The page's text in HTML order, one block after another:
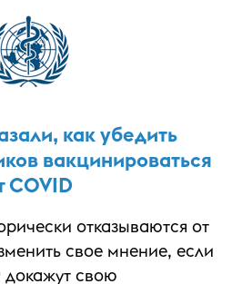
как убедить
вакцинироваться
COVID
отказываются от
свое мнение, если
докажут свою